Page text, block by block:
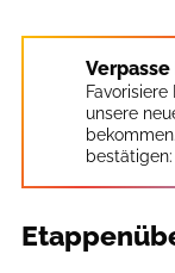
unsere
bestätigen: